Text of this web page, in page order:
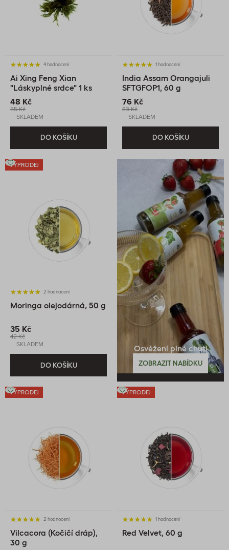
4 hodnocení
Ai Xing Feng Xian
"Láskyplné srdce" 1 ks
(kvetoucí čaj), 1 ks
48 Kč
55 Kč
SKLADEM
DO KOŠÍKU
1 hodnocení
India Assam Orangajuli
SFTGFOP1, 60 g
76 Kč
83 Kč
SKLADEM
DO KOŠÍKU
VÝPRODEJ
2 hodnocení
Moringa olejodárná, 50 g
35 Kč
42 Kč
SKLADEM
DO KOŠÍKU
VÝPRODEJ
2 hodnocení
Vilcacora (Kočičí dráp),
30 g
VÝPRODEJ
1 hodnocení
Red Velvet, 60 g
Osvěžení plné chuti
ZOBRAZIT NABÍDKU